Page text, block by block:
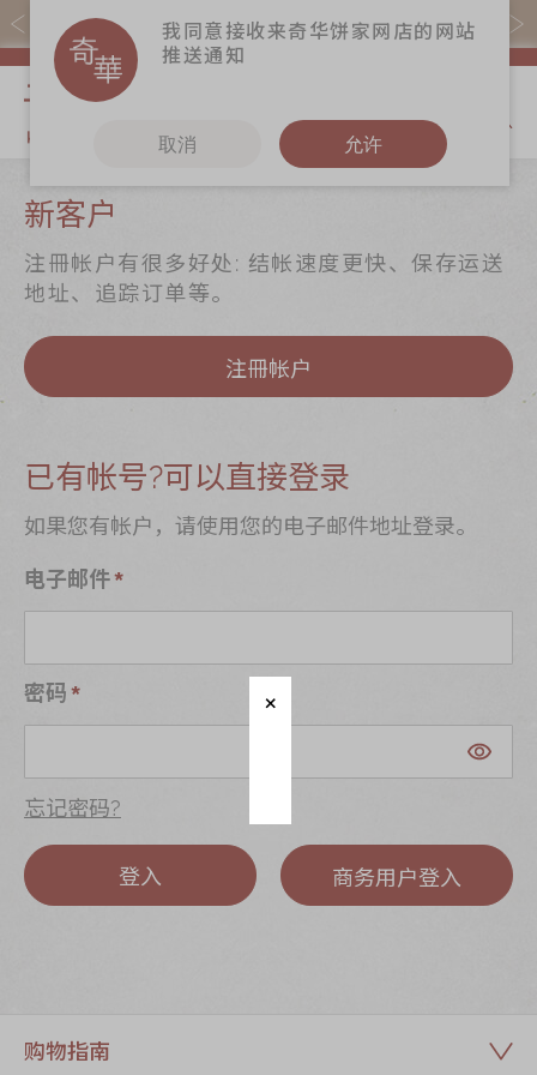
易赏钱会员凭推广码购买现货产品可赚易赏钱($5=1分)
关于奇华
奇华传奇
最新推广
商务销售
奇华网志
奇华饼食
贺年食品
手信礼品
时令食品
FRIENDS礼盒
所有产品
产品价目表
更多
奇华工作坊
EN 繁體
已有帐号?可以直接登录
如果您有帐户，请使用您的电子邮件地址登录。
电子邮件
密码
登入 商务用户登入
忘记密码?
新客户
注冊帐户有很多好处: 结帐速度更快、保存运送
地址、追踪订单等。
注冊帐户
购物指南
我同意接收来奇华饼家网店的网站
推送通知
取消 允许